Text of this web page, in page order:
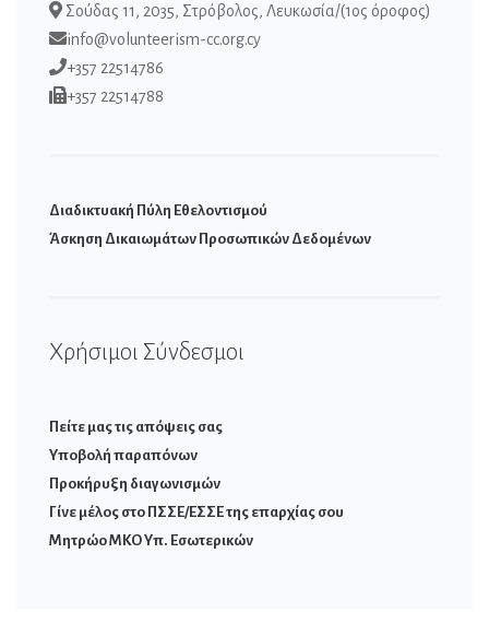
Σούδας 11, 2035, Στρόβολος, Λευκωσία/(1ος όροφος)
info@volunteerism-cc.org.cy
+357 22514786
+357 22514788
Διαδικτυακή Πύλη Εθελοντισμού
Άσκηση Δικαιωμάτων Προσωπικών Δεδομένων
Χρήσιμοι Σύνδεσμοι
Πείτε μας τις απόψεις σας
Υποβολή παραπόνων
Προκήρυξη διαγωνισμών
Γίνε μέλος στο ΠΣΣΕ/ΕΣΣΕ της επαρχίας σου
Μητρώο ΜΚΟ Υπ. Εσωτερικών